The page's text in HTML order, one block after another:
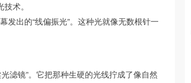
术。
出的“线偏振光”。这种光就像无数根针一
滤镜”。它把那种生硬的光线拧成了像自然